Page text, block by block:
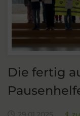
Die fertig